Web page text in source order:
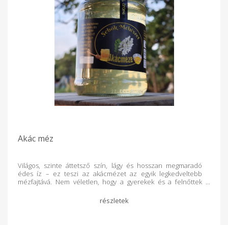
Akác méz
Világos, szinte áttetsző szín, lágy és hosszan megmaradó
édes íz – ez teszi az akácmézet az egyik legkedveltebb
mézfajtává. Nem véletlen, hogy a gyerekek és a felnőttek
igazán különleges. Miért válaszd a Sebők Méhészet
akácmézét? Közvetlenül a saját méheinktől, tisztán, adalék